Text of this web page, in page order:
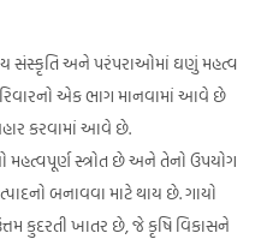
સંસ્કૃતિ અને પરંપરાઓમાં ઘણું મહત્વ
એક ભાગ માનવામાં આવે છે
કરવામાં આવે છે.
મહત્વપૂર્ણ સ્ત્રોત છે અને તેનો ઉપયોગ
બનાવવા માટે થાય છે. ગાયો
કુદરતી ખાતર છે, જે કૃષિ વિકાસને